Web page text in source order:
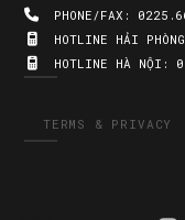
PHONE/FAX:
HOTLINE HẢI
HOTLINE HÀ NỘI:
TERMS & PRIVACY